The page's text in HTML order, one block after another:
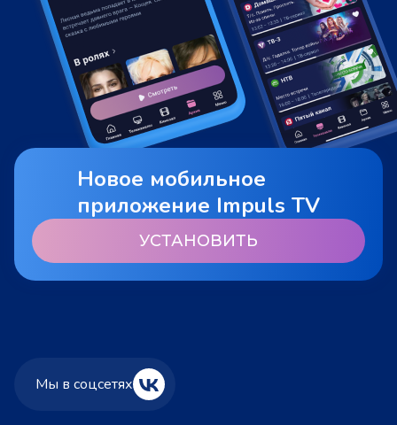
Новое мобильное
приложение Impuls TV
УСТАНОВИТЬ
Мы в соцсетях